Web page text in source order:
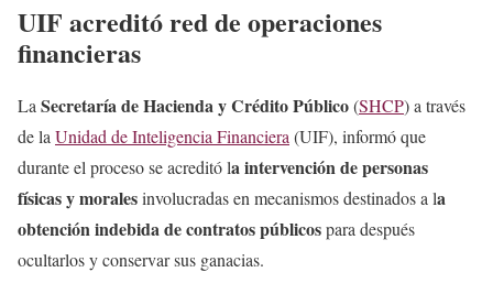
de la Unidad de… pic.twitter.com/6lvpv03qM8
— Hacienda (@Hacienda_Mexico)
UIF acreditó red de operaciones
financieras
La Secretaría de Hacienda y Crédito Público(SHCP) a través
de la Unidad de Inteligencia Financiera (UIF), informó que
durante el proceso se acreditó la intervención de personas
físicas y moralesinvolucradas en mecanismos destinados a la
obtención indebida de contratos públicospara después
ocultarlos y conservar sus ganacias.